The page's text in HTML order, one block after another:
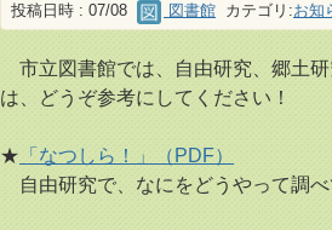
投稿日時 : 07/08 図書館 カテゴリ:お知
市立図書館では、自由研究、郷土
は、どうぞ参考にしてください！
★ 「なつしら！」（PDF）
自由研究で、なにをどうやって調べ